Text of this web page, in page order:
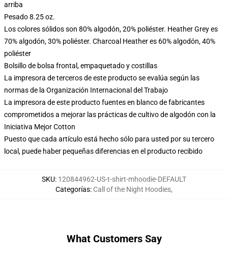
arriba
Pesado 8.25 oz.
Los colores sólidos son 80% algodón, 20% poliéster. Heather Grey es
70% algodón, 30% poliéster. Charcoal Heather es 60% algodón, 40%
poliéster
Bolsillo de bolsa frontal, empaquetado y costillas
La impresora de terceros de este producto se evalúa según las
normas de la Organización Internacional del Trabajo
La impresora de este producto fuentes en blanco de fabricantes
comprometidos a mejorar las prácticas de cultivo de algodón con la
Iniciativa Mejor Cotton
Puesto que cada artículo está hecho sólo para usted por su tercero
local, puede haber pequeñas diferencias en el producto recibido
SKU: 120844962-US-t-shirt-mhoodie-DEFAULT
Categorías: Call of the Night Hoodies,
What Customers Say